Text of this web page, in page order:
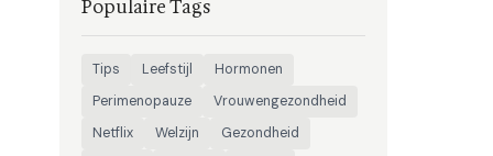
Populaire Tags
Tips Leefstijl
Hormonen
Perimenopauze
Vrouwengezondheid
Netflix
Welzijn
Gezondheid